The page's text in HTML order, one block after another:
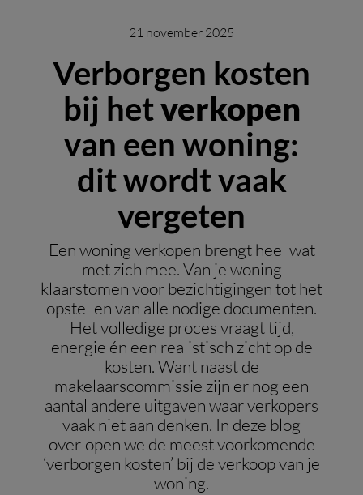
21 november 2025
Verborgen kosten
bij hetverkopen
van een woning:
dit wordt vaak
vergeten
Een woning verkopen brengt heel wat
met zich mee. Van je woning
klaarstomen voor bezichtigingen tot het
opstellen van alle nodige documenten.
Het volledige proces vraagt tijd,
energie én een realistisch zicht op de
kosten. Want naast de
makelaarscommissie zijn er nog een
aantal andere uitgaven waar verkopers
vaak niet aan denken. In deze blog
overlopen we de meest voorkomende
‘verborgen kosten’ bij de verkoop van je
woning.